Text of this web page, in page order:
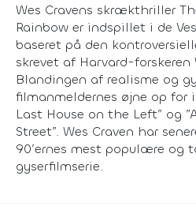
Wes Cravens skrækthriller
Rainbow er indspillet i de
baseret på den
skrevet af Harvard-forskeren
Blandingen af realisme og
filmanmeldernes øjne op for
Last House on the Left” og
Street”. Wes Craven har
90’ernes mest populære og
gyserfilmserie.